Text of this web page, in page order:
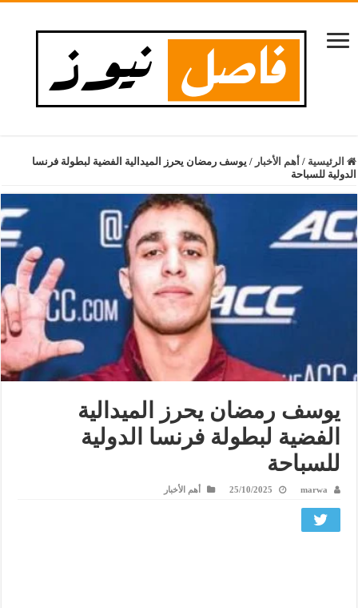
الرئيسية / أهم الأخبار / يوسف رمضان يحرز الميدالية الفضية لبطولة فرنسا
الدولية للسباحة
يوسف رمضان يحرز الميدالية
الفضية لبطولة فرنسا الدولية
للسباحة
marwa
25/10/2025 أهم الأخبار